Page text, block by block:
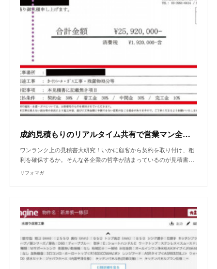
成約見積もりのリアルタイム共有で営業マン全員がレベルUP！
ワンランク上の見積書大研究！いかに顧客から契約を取り付け、粗
利を確保するか。そんな各企業の哲学が詰まっているのが見積書…
リフォマガ